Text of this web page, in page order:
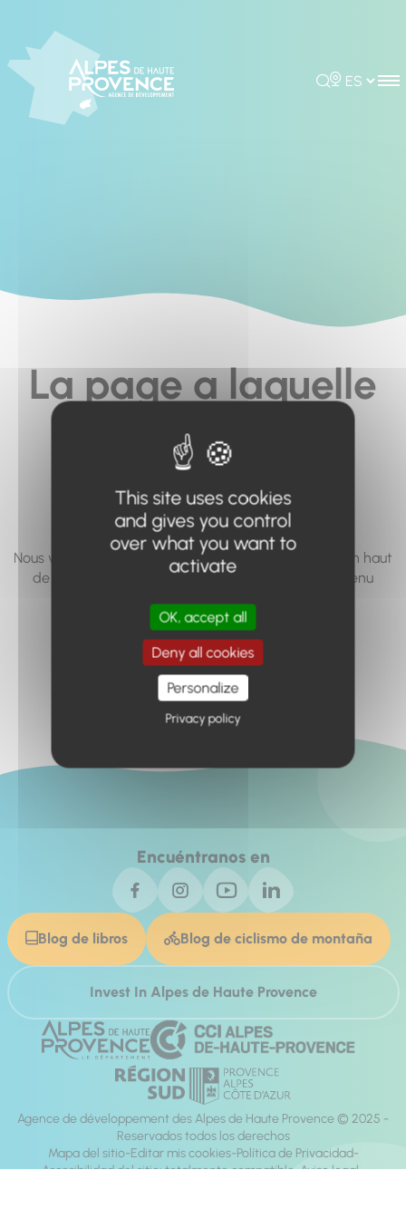
Rechercher
Choisir la
La page a laquelle
vous cherchez à
accéder n'existe
pas... ou plus.
Nous vous invitons à utiliser le moteur de recherche en haut
de page, ou à utiliser le menu pour trouver le contenu
Retour à l'accueil
Encuéntranos en
Blog de libros Blog de ciclismo de montaña
Invest In Alpes de Haute Provence
Agence de développement des Alpes de Haute Provence © 2025 -
Reservados todos los derechos
Mapa del sitio Editar mis cookies Política de Privacidad
Accesibilidad del sitio: totalmente compatible Aviso legal
This site uses cookies
and gives you control
over what you want to
activate
OK, accept all
Deny all cookies
Personalize
Privacy policy